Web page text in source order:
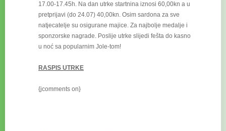
17.00-17.45h. Na dan utrke startnina iznosi 60,00kn a u
pretprijavi (do 24.07) 40,00kn. Osim sardona za sve
natjecatelje su osigurane majice. Za najbolje medalje i
sponzorske nagrade. Poslije utrke slijedi fešta do kasno
u noć sa popularnim Jole-tom!
RASPIS UTRKE
{jcomments on}